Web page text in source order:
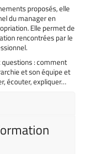
proposés, elle
du manager en
Elle permet de
rencontrées par le
: comment
et son équipe et
écouter, expliquer…